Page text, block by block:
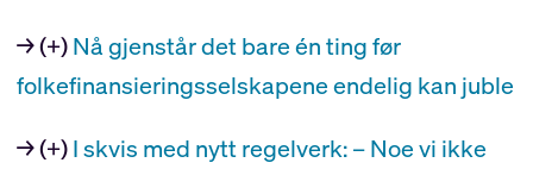
→ (+)Nå gjenstår det bare én ting før
folkefinansierings­selskapene endelig kan juble
→ (+)I skvis med nytt regelverk: – Noe vi ikke